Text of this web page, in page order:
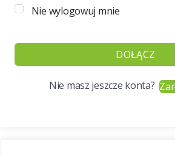
Nie wylogowuj mnie
DOŁĄCZ
Nie masz jeszcze konta?